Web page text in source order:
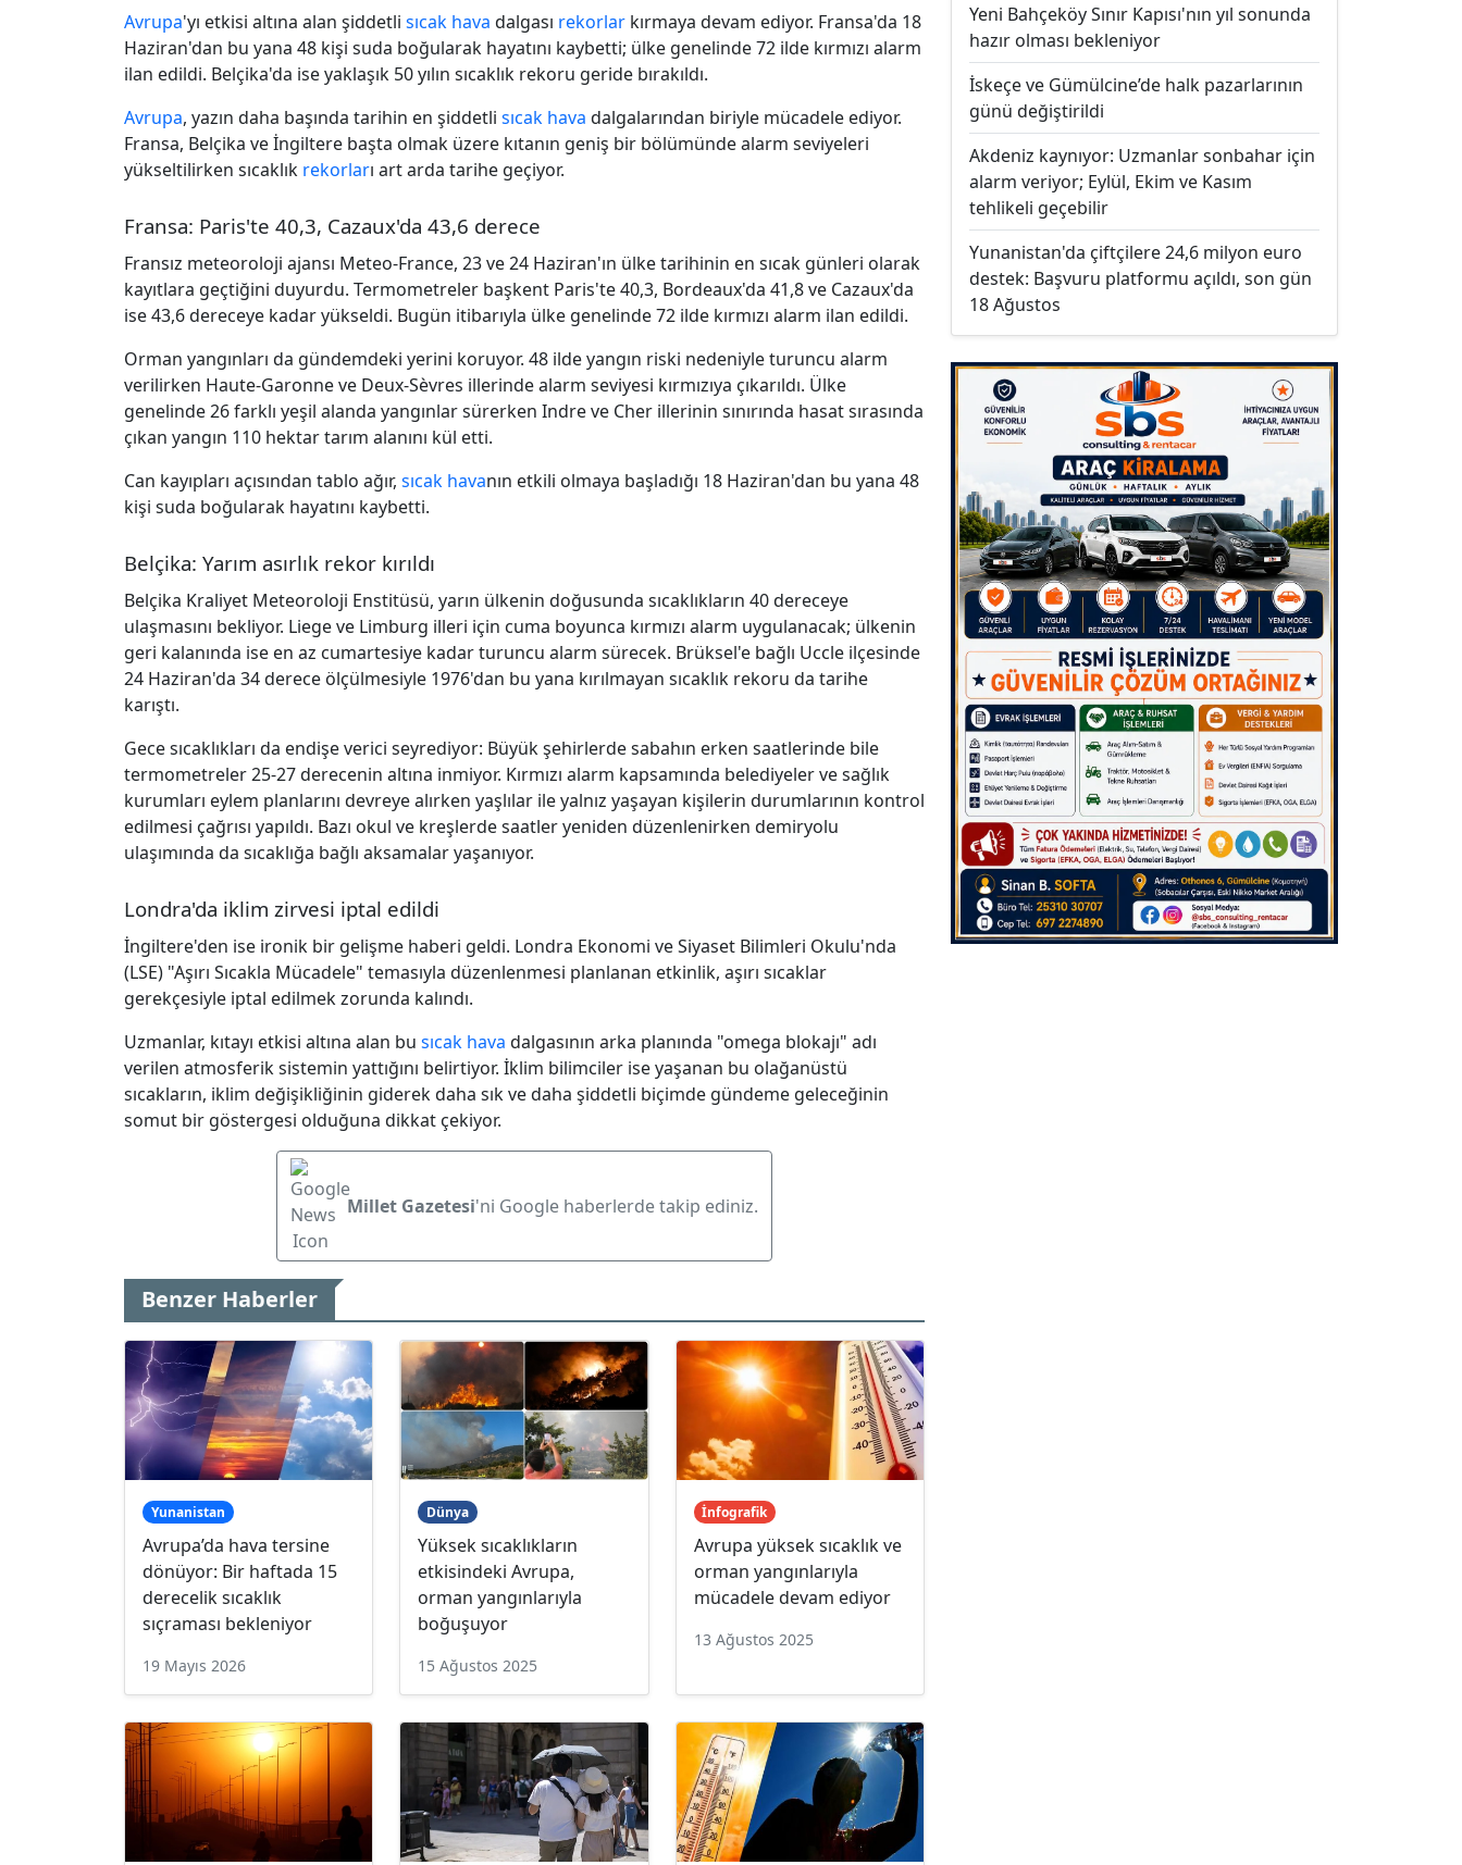
Avrupa'yı etkisi altına alan şiddetli sıcak hava dalgası rekorlar kırmaya devam ediyor. Fransa'da 18
Haziran'dan bu yana 48 kişi suda boğularak hayatını kaybetti; ülke genelinde 72 ilde kırmızı alarm
ilan edildi. Belçika'da ise yaklaşık 50 yılın sıcaklık rekoru geride bırakıldı.
Avrupa, yazın daha başında tarihin en şiddetli sıcak hava dalgalarından biriyle mücadele ediyor.
Fransa, Belçika ve İngiltere başta olmak üzere kıtanın geniş bir bölümünde alarm seviyeleri
yükseltilirken sıcaklık rekorları art arda tarihe geçiyor.
Fransa: Paris'te 40,3, Cazaux'da 43,6 derece
Fransız meteoroloji ajansı Meteo-France, 23 ve 24 Haziran'ın ülke tarihinin en sıcak günleri olarak
kayıtlara geçtiğini duyurdu. Termometreler başkent Paris'te 40,3, Bordeaux'da 41,8 ve Cazaux'da
ise 43,6 dereceye kadar yükseldi. Bugün itibarıyla ülke genelinde 72 ilde kırmızı alarm ilan edildi.
Orman yangınları da gündemdeki yerini koruyor. 48 ilde yangın riski nedeniyle turuncu alarm
verilirken Haute-Garonne ve Deux-Sèvres illerinde alarm seviyesi kırmızıya çıkarıldı. Ülke
genelinde 26 farklı yeşil alanda yangınlar sürerken Indre ve Cher illerinin sınırında hasat sırasında
çıkan yangın 110 hektar tarım alanını kül etti.
Can kayıpları açısından tablo ağır, sıcak havanın etkili olmaya başladığı 18 Haziran'dan bu yana 48
kişi suda boğularak hayatını kaybetti.
Belçika: Yarım asırlık rekor kırıldı
Belçika Kraliyet Meteoroloji Enstitüsü, yarın ülkenin doğusunda sıcaklıkların 40 dereceye
ulaşmasını bekliyor. Liege ve Limburg illeri için cuma boyunca kırmızı alarm uygulanacak; ülkenin
geri kalanında ise en az cumartesiye kadar turuncu alarm sürecek. Brüksel'e bağlı Uccle ilçesinde
24 Haziran'da 34 derece ölçülmesiyle 1976'dan bu yana kırılmayan sıcaklık rekoru da tarihe
karıştı.
Gece sıcaklıkları da endişe verici seyrediyor: Büyük şehirlerde sabahın erken saatlerinde bile
termometreler 25-27 derecenin altına inmiyor. Kırmızı alarm kapsamında belediyeler ve sağlık
kurumları eylem planlarını devreye alırken yaşlılar ile yalnız yaşayan kişilerin durumlarının kontrol
edilmesi çağrısı yapıldı. Bazı okul ve kreşlerde saatler yeniden düzenlenirken demiryolu
ulaşımında da sıcaklığa bağlı aksamalar yaşanıyor.
Londra'da iklim zirvesi iptal edildi
İngiltere'den ise ironik bir gelişme haberi geldi. Londra Ekonomi ve Siyaset Bilimleri Okulu'nda
(LSE) "Aşırı Sıcakla Mücadele" temasıyla düzenlenmesi planlanan etkinlik, aşırı sıcaklar
gerekçesiyle iptal edilmek zorunda kalındı.
Uzmanlar, kıtayı etkisi altına alan bu sıcak hava dalgasının arka planında "omega blokajı" adı
verilen atmosferik sistemin yattığını belirtiyor. İklim bilimciler ise yaşanan bu olağanüstü
sıcakların, iklim değişikliğinin giderek daha sık ve daha şiddetli biçimde gündeme geleceğinin
somut bir göstergesi olduğuna dikkat çekiyor.
Millet Gazetesi'ni Google haberlerde takip ediniz.
Benzer Haberler
Yunanistan
Avrupa’da hava tersine
dönüyor: Bir haftada 15
derecelik sıcaklık
sıçraması bekleniyor
19 Mayıs 2026
Dünya
Yüksek sıcaklıkların
etkisindeki Avrupa,
orman yangınlarıyla
boğuşuyor
15 Ağustos 2025
İnfografik
Avrupa yüksek sıcaklık ve
orman yangınlarıyla
mücadele devam ediyor
13 Ağustos 2025
Yeni Bahçeköy Sınır Kapısı'nın yıl sonunda
hazır olması bekleniyor
İskeçe ve Gümülcine’de halk pazarlarının
günü değiştirildi
Akdeniz kaynıyor: Uzmanlar sonbahar için
alarm veriyor; Eylül, Ekim ve Kasım
tehlikeli geçebilir
Yunanistan'da çiftçilere 24,6 milyon euro
destek: Başvuru platformu açıldı, son gün
18 Ağustos